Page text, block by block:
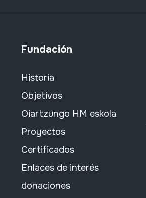
Fundación
Historia
Objetivos
Oiartzungo HM eskola
Proyectos
Certificados
Enlaces de interés
donaciones